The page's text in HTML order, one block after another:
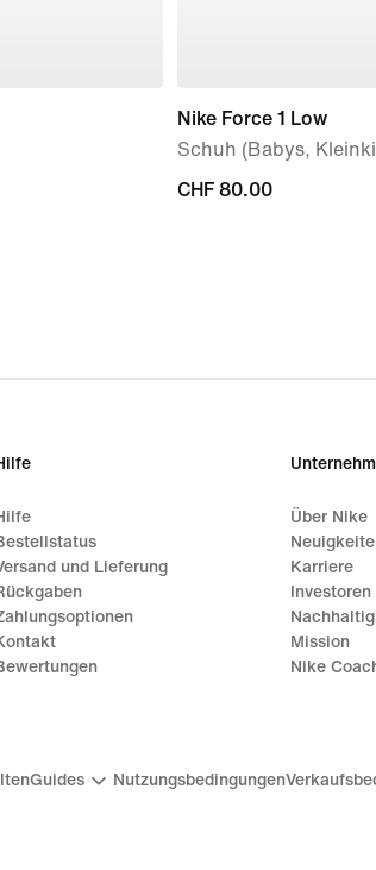
Nike Force 1 Low
Schuh (Babys,
CHF 80.00
CHF 80.00
und Lieferung
Über Nike
Karriere
Investoren
Mission
Nike
Guides Nutzungsbedingungen